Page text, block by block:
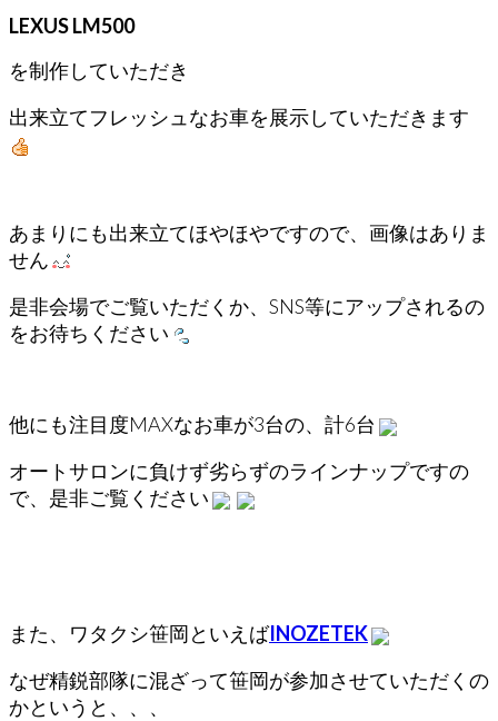
LEXUS LM500
を制作していただき
出来立てフレッシュなお車を展示していただきます
あまりにも出来立てほやほやですので、画像はありま
せん
是非会場でご覧いただくか、SNS等にアップされるの
をお待ちください
他にも注目度MAXなお車が3台の、計6台
オートサロンに負けず劣らずのラインナップですの
で、是非ご覧ください
また、ワタクシ笹岡といえばINOZETEK
なぜ精鋭部隊に混ざって笹岡が参加させていただくの
かというと、、、